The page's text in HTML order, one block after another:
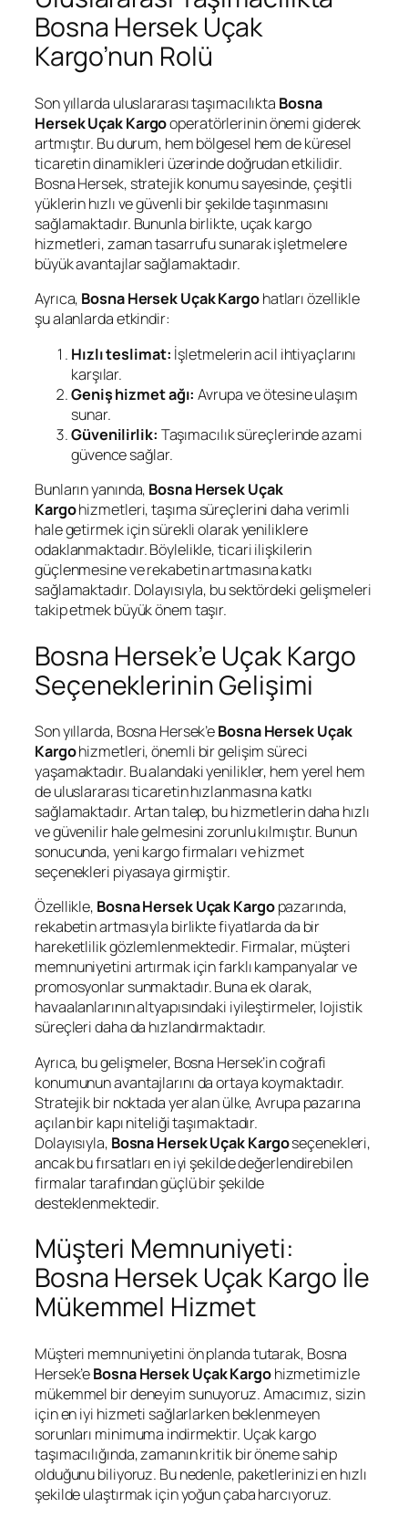
Bosna Hersek Uçak
Kargo’nun Rolü
Son yıllarda uluslararası taşımacılıkta Bosna
Hersek Uçak Kargooperatörlerinin önemi giderek
artmıştır. Bu durum, hem bölgesel hem de küresel
ticaretin dinamikleri üzerinde doğrudan etkilidir.
Bosna Hersek, stratejik konumu sayesinde, çeşitli
yüklerin hızlı ve güvenli bir şekilde taşınmasını
sağlamaktadır. Bununla birlikte, uçak kargo
hizmetleri, zaman tasarrufu sunarak işletmelere
büyük avantajlar sağlamaktadır.
Ayrıca, Bosna Hersek Uçak Kargohatları özellikle
şu alanlarda etkindir:
Hızlı teslimat: İşletmelerin acil ihtiyaçlarını
karşılar.
Geniş hizmet ağı: Avrupa ve ötesine ulaşım
sunar.
Güvenilirlik: Taşımacılık süreçlerinde azami
güvence sağlar.
Bunların yanında, Bosna Hersek Uçak
Kargohizmetleri, taşıma süreçlerini daha verimli
hale getirmek için sürekli olarak yeniliklere
odaklanmaktadır. Böylelikle, ticari ilişkilerin
güçlenmesine ve rekabetin artmasına katkı
sağlamaktadır. Dolayısıyla, bu sektördeki gelişmeleri
takip etmek büyük önem taşır.
Bosna Hersek’e Uçak Kargo
Seçeneklerinin Gelişimi
Son yıllarda, Bosna Hersek’eBosna Hersek Uçak
Kargohizmetleri, önemli bir gelişim süreci
yaşamaktadır. Bu alandaki yenilikler, hem yerel hem
de uluslararası ticaretin hızlanmasına katkı
sağlamaktadır. Artan talep, bu hizmetlerin daha hızlı
ve güvenilir hale gelmesini zorunlu kılmıştır. Bunun
sonucunda, yeni kargo firmaları ve hizmet
seçenekleri piyasaya girmiştir.
Özellikle, Bosna Hersek Uçak Kargopazarında,
rekabetin artmasıyla birlikte fiyatlarda da bir
hareketlilik gözlemlenmektedir. Firmalar, müşteri
memnuniyetini artırmak için farklı kampanyalar ve
promosyonlar sunmaktadır. Buna ek olarak,
havaalanlarının altyapısındaki iyileştirmeler, lojistik
süreçleri daha da hızlandırmaktadır.
Ayrıca, bu gelişmeler, Bosna Hersek’in coğrafi
konumunun avantajlarını da ortaya koymaktadır.
Stratejik bir noktada yer alan ülke, Avrupa pazarına
açılan bir kapı niteliği taşımaktadır.
Dolayısıyla, Bosna Hersek Uçak Kargoseçenekleri,
ancak bu fırsatları en iyi şekilde değerlendirebilen
firmalar tarafından güçlü bir şekilde
desteklenmektedir.
Müşteri Memnuniyeti:
Bosna Hersek Uçak Kargo İle
Mükemmel Hizmet
Müşteri memnuniyetini ön planda tutarak, Bosna
Hersek’eBosna Hersek Uçak Kargohizmetimizle
mükemmel bir deneyim sunuyoruz. Amacımız, sizin
için en iyi hizmeti sağlarlarken beklenmeyen
sorunları minimuma indirmektir. Uçak kargo
taşımacılığında, zamanın kritik bir öneme sahip
olduğunu biliyoruz. Bu nedenle, paketlerinizi en hızlı
şekilde ulaştırmak için yoğun çaba harcıyoruz.